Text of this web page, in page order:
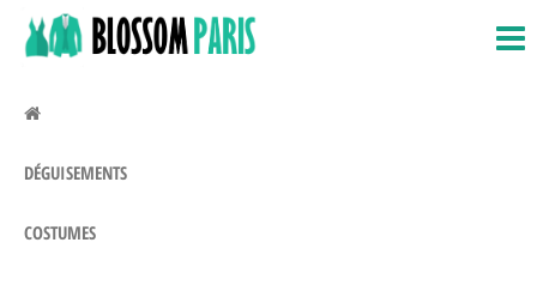
Passer
DÉGUISEMENTS
COSTUMES